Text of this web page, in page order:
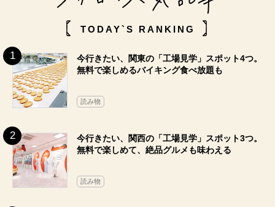
TODAY`S RANKING
今行きたい、関東の「工場見学」スポット4つ。
無料で楽しめるバイキング食べ放題も
読み物
今行きたい、関西の「工場見学」スポット3つ。
無料で楽しめて、絶品グルメも味わえる
読み物